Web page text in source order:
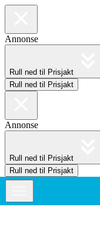
Annonse
Rull ned til Prisjakt
Rull ned til Prisjakt
Annonse
Rull ned til Prisjakt
Rull ned til Prisjakt